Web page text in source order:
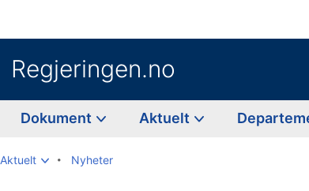
Regjeringen.no
Dokument Aktuelt
Aktuelt Nyheter